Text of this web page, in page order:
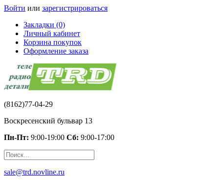
Войти или зарегистрироваться
Закладки (0)
Личный кабинет
Корзина покупок
Оформление заказа
(8162)77-04-29
Воскресенский бульвар 13
Пн-Пт: 9:00-19:00 Сб: 9:00-17:00
sale@trd.novline.ru